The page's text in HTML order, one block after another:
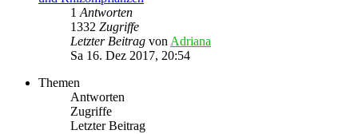
1 Antworten
1332 Zugriffe
Letzter Beitrag von Adriana
Sa 16. Dez 2017, 20:54
Themen
Antworten
Zugriffe
Letzter Beitrag